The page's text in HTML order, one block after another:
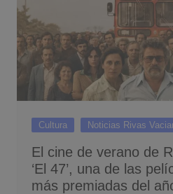
Cultura Noticias Rivas
El cine de verano de
‘El 47’, una de las
más premiadas del